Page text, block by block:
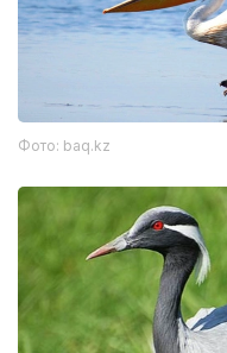
Фото: baq.kz